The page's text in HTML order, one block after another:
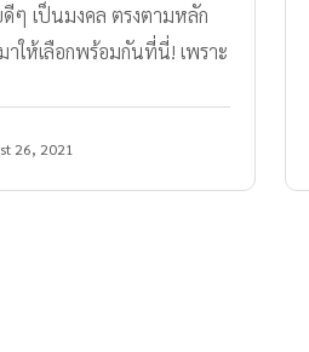
ๆ เป็นมงคล ตรงตามหลัก
าให้เลือกพร้อมกันที่นี่! เพราะ
26, 2021